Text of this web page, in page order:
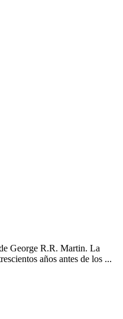
George R.R. Martin. La
años antes de los ...